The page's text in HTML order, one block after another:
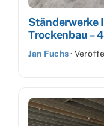
Ständerwerke
Trockenbau –
Jan Fuchs·